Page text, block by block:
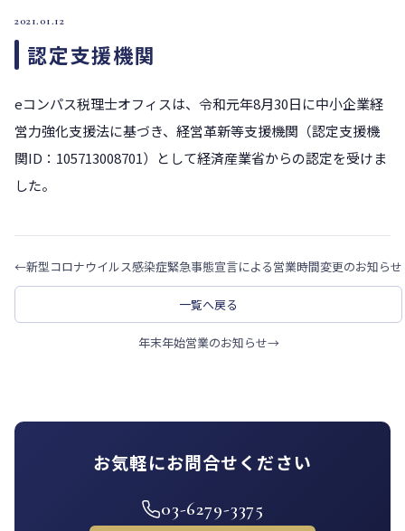
2021.01.12
認定支援機関
eコンパス税理士オフィスは、令和元年8月30日に中小企業経
営力強化支援法に基づき、経営革新等支援機関（認定支援機
関ID：105713008701）として経済産業省からの認定を受けま
した。
←新型コロナウイルス感染症緊急事態宣言による営業時間変更のお知らせ
一覧へ戻る
年末年始営業のお知らせ→
お気軽にお問合せください
03-6279-3375